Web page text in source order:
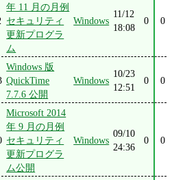
年 11 月の月例
セキュリティ
更新プログラ
ム
Windows
11/12
18:08
0 0
Windows 版
QuickTime
7.7.6 公開
Windows
10/23
12:51
0 0
Microsoft 2014
年 9 月の月例
セキュリティ
更新プログラ
ム公開
Windows
09/10
24:36
0 0